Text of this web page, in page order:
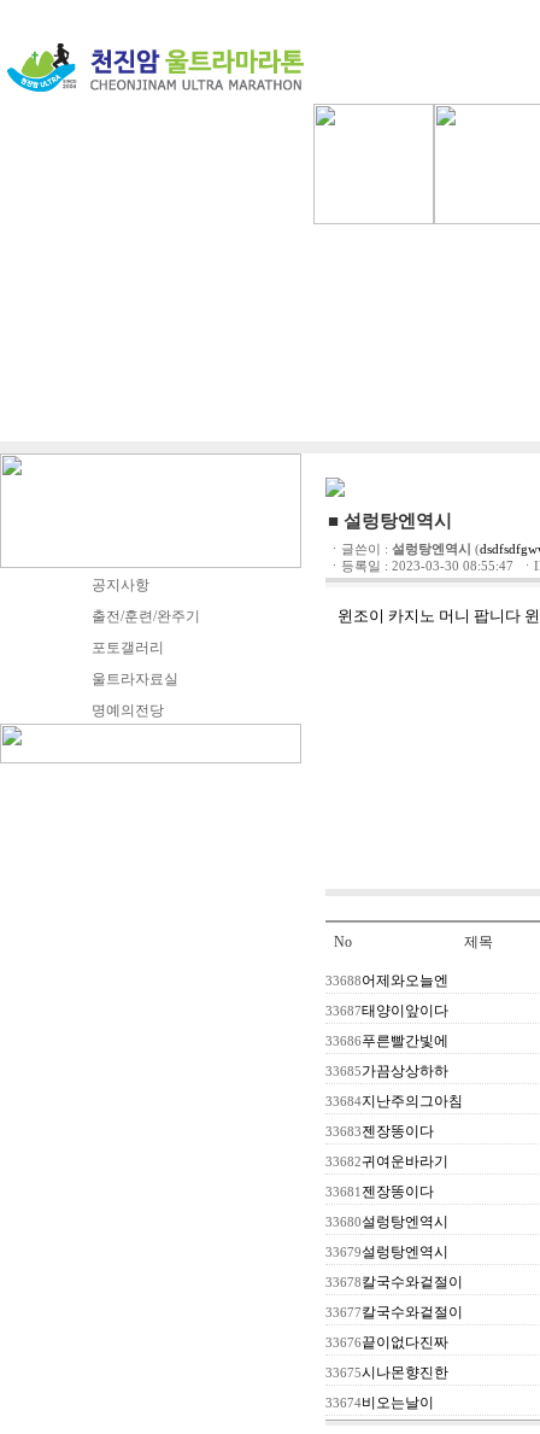
공지사항
출전/훈련/완주기
포토갤러리
울트라자료실
명예의전당
■ 설렁탕엔역시
ㆍ글쓴이 : 설렁탕엔역시 (
ㆍ등록일 : 2023-03-30 08:55:47 ㆍ
윈조이 카지노 머니 팝니다
No 제목
33688어제와오늘엔
33687태양이앞이다
33686푸른빨간빛에
33685가끔상상하하
33684지난주의그아침
33683젠장똥이다
33682귀여운바라기
33681 젠장똥이다
33680설렁탕엔역시
33679설렁탕엔역시
33678칼국수와겉절이
33677칼국수와겉절이
33676끝이없다진짜
33675시나몬향진한
33674비오는날이